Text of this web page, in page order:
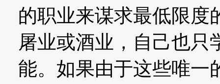
的职业来谋求最低限度
屠业或酒业，自己也只
能。如果由于这些唯一